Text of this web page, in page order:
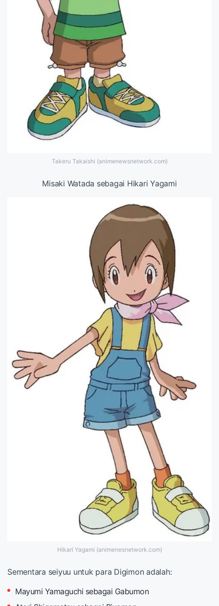
Takeru Takaishi (animenewsnetwork.com)
Misaki Watada sebagai Hikari Yagami
Hikari Yagami (animenesnetwork.com)
Sementara seiyuu untuk para Digimon adalah:
Mayumi Yamaguchi sebagai Gabumon